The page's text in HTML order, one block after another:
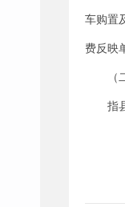
车购置
费反映
指